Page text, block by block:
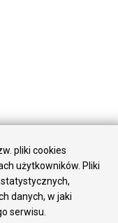
pliki cookies
użytkowników. Pliki
danych, w jaki
serwisu.